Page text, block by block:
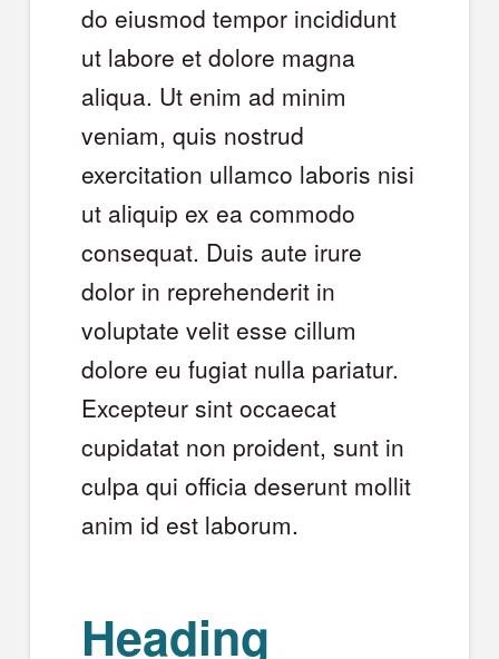
do eiusmod tempor incididunt
ut labore et dolore magna
aliqua. Ut enim ad minim
veniam, quis nostrud
exercitation ullamco laboris nisi
ut aliquip ex ea commodo
consequat. Duis aute irure
dolor in reprehenderit in
voluptate velit esse cillum
dolore eu fugiat nulla pariatur.
Excepteur sint occaecat
cupidatat non proident, sunt in
culpa qui officia deserunt mollit
anim id est laborum.
Heading